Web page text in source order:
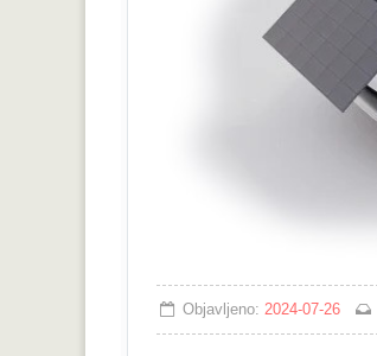
Objavljeno:2024-07-26